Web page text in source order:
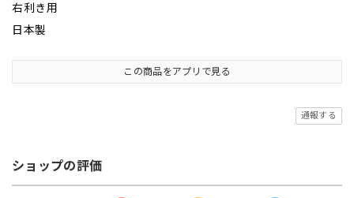
右利き用
日本製
この商品をアプリで見る
通報する
ショップの評価